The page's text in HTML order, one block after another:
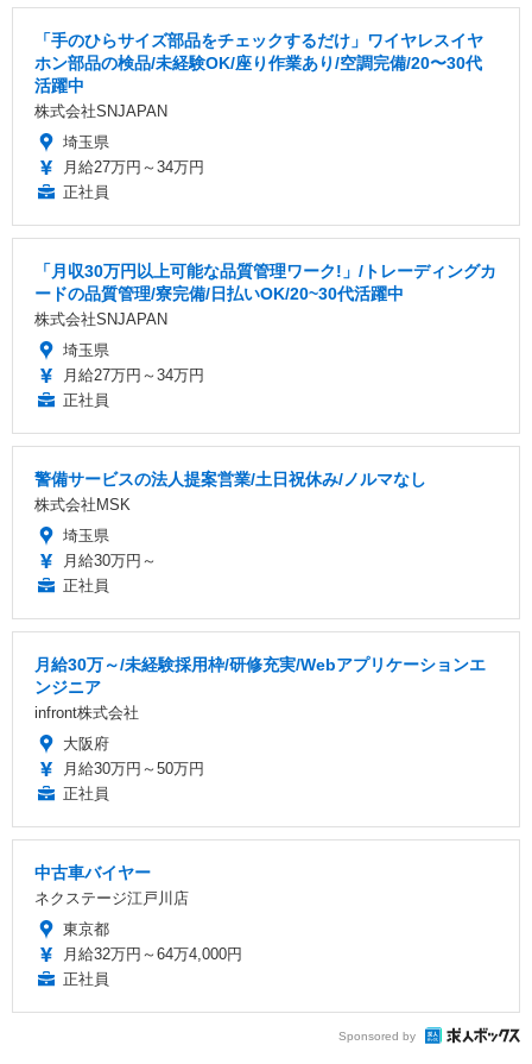
「手のひらサイズ部品をチェックするだけ」ワイヤレスイヤ
ホン部品の検品/未経験OK/座り作業あり/空調完備/20〜30代
活躍中
株式会社SNJAPAN
埼玉県
月給27万円～34万円
正社員
「月収30万円以上可能な品質管理ワーク!」/トレーディングカ
ードの品質管理/寮完備/日払いOK/20~30代活躍中
株式会社SNJAPAN
埼玉県
月給27万円～34万円
正社員
警備サービスの法人提案営業/土日祝休み/ノルマなし
株式会社MSK
埼玉県
月給30万円～
正社員
月給30万～/未経験採用枠/研修充実/Webアプリケーションエ
ンジニア
infront株式会社
大阪府
月給30万円～50万円
正社員
中古車バイヤー
ネクステージ江戸川店
東京都
月給32万円～64万4,000円
正社員
Sponsored by